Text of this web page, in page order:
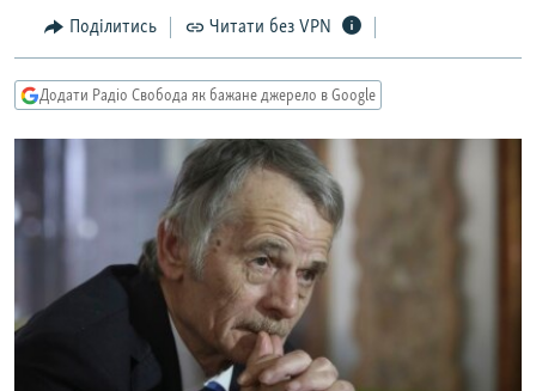
Перейти
до
пошуку
СУСПІЛЬСТВО
ДОНБАС.РЕАЛІЇ
ТИ ЯК?
КИТАЙ.ВИКЛИКИ
МУЛЬТИМЕДІА
ФОТО
СПЕЦПРОЄКТИ
Поділитись Читати без VPN
Додати Радіо Свобода як бажане джерело в Google